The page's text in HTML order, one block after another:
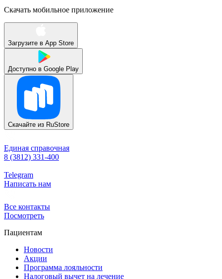
Скачать мобильное приложение
Загрузите в App Store
Доступно в Google Play
Скачайте из RuStore
Единая справочная
8 (3812) 331-400
Telegram
Написать нам
Все контакты
Посмотреть
Пациентам
Новости
Акции
Программа лояльности
Налоговый вычет на лечение